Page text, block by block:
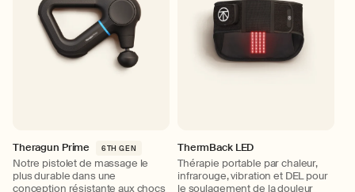
Theragun Prime 6TH GEN
Notre pistolet de massage le
plus durable dans une
conception résistante aux chocs
ThermBack LED
Thérapie portable par chaleur,
infrarouge, vibration et DEL pour
le soulagement de la douleur